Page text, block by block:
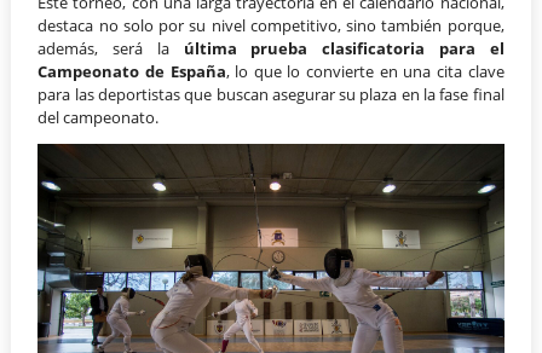
destaca no solo por su nivel competitivo, sino también porque,
además, será la última prueba clasificatoria para el
Campeonato de España, lo que lo convierte en una cita clave
para las deportistas que buscan asegurar su plaza en la fase final
del campeonato.